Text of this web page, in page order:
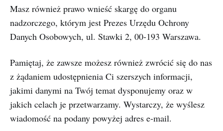
Masz również prawo wnieść skargę do organu
nadzorczego, którym jest Prezes Urzędu Ochrony
Danych Osobowych, ul. Stawki 2, 00-193 Warszawa.
Pamiętaj, że zawsze możesz również zwrócić się do nas
z żądaniem udostępnienia Ci szerszych informacji,
jakimi danymi na Twój temat dysponujemy oraz w
jakich celach je przetwarzamy. Wystarczy, że wyślesz
wiadomość na podany powyżej adres e-mail.